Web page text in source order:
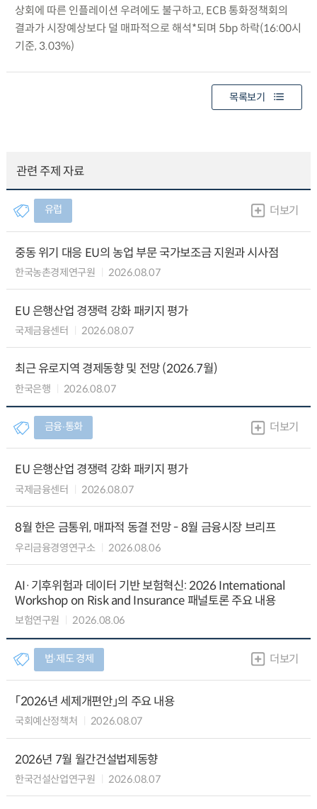
상회에 따른 인플레이션 우려에도 불구하고, ECB 통화정책회의
결과가 시장예상보다 덜 매파적으로 해석*되며 5bp 하락(16:00시
기준, 3.03%)
목록보기
관련 주제 자료
유럽 더보기
중동 위기 대응 EU의 농업 부문 국가보조금 지원과 시사점
한국농촌경제연구원 2026.08.07
EU 은행산업 경쟁력 강화 패키지 평가
국제금융센터 2026.08.07
최근 유로지역 경제동향 및 전망 (2026.7월)
한국은행 2026.08.07
금융∙통화 더보기
EU 은행산업 경쟁력 강화 패키지 평가
국제금융센터 2026.08.07
8월 한은 금통위, 매파적 동결 전망 - 8월 금융시장 브리프
우리금융경영연구소 2026.08.06
AI·기후위험과 데이터 기반 보험혁신: 2026 International
Workshop on Risk and Insurance 패널토론 주요 내용
보험연구원 2026.08.06
법∙제도 경제 더보기
「2026년 세제개편안」의 주요 내용
국회예산정책처 2026.08.07
2026년 7월 월간건설법제동향
한국건설산업연구원 2026.08.07